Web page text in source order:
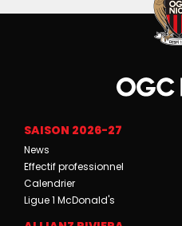
SAISON 2026-27
News
Effectif professionnel
Calendrier
Ligue 1 McDonald's